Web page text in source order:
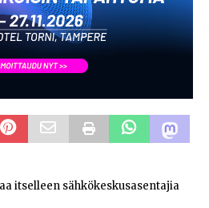
itselleen sähkökeskusasentajia